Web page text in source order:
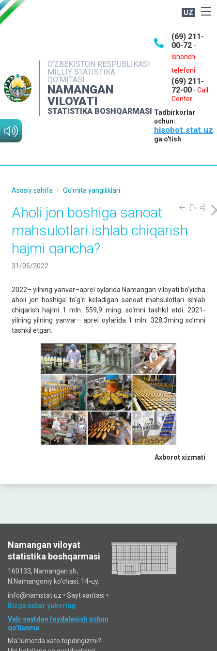
UZ
O‘ZBEKISTON RESPUBLIKASI
MILLIY STATISTIKA
QO‘MITASI
NAMANGAN
VILOYATI
STATISTIKA BOSHQARMASI
(69) 211-
00-72 -
Ishonch
telefoni
(69) 211-
72-00 - Call
Center
Tadbirkorlar
uchun:
hisobot.stat.uz
ga o'tish
NASHRLAR
INTERAKTIV XIZMATLAR
MATBUOT XIZMATI
MUROJAATLAR
Asosiy sahifa Qo'mita yangiliklari
Aholi jon boshiga sanoat
mahsulotlari ishlab chiqarish
hajmi qancha?
31/05/2022
2022– yilning yanvar–aprel oylarida Namangan viloyati bo‘yicha
aholi jon boshiga to‘g‘ri keladigan sanoat mahsulotlari ishlab
chiqarish hajmi 1 mln. 559,9 ming. so‘mni tashkil etdi. 2021-
yilning yilning yanvar– aprel oylarida 1 mln. 328,3ming so’mni
tashkil etgan.
Axborot xizmati
Namangan viloyat
statistika boshqarmasi
160133, Namangan sh,
N.Namangoniy ko'chasi, 14-uy.
info@namstat.uz • Sayt xaritasi •
Bizga xabar yuboring
Veb-saytdan foydalanish uchun
qo'llanma
Ma`lumotda xato topdingizmi?